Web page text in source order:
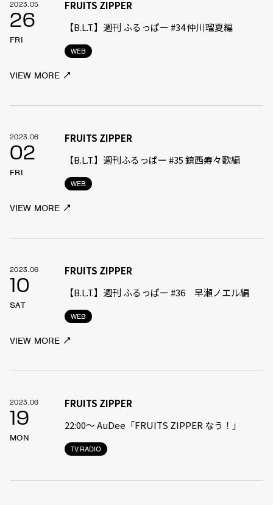
2023.05
26
FRI
WEB
FRUITS ZIPPER
【B.L.T.】週刊 ふるっぱー #34 仲川瑠夏編
VIEW MORE
2023.06
02
FRI
WEB
FRUITS ZIPPER
【B.L.T.】週刊ふるっぱー #35 鎮西寿々歌編
VIEW MORE
2023.06
10
SAT
WEB
FRUITS ZIPPER
【B.L.T.】週刊 ふるっぱー #36 早瀬ノエル編
VIEW MORE
2023.06
19
MON
TV.RADIO
FRUITS ZIPPER
22:00〜 AuDee「FRUITS ZIPPER なう！」